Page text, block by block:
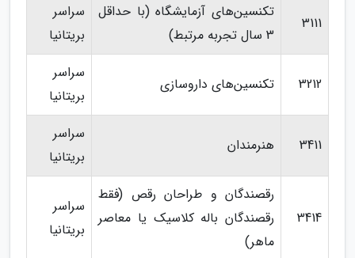
3111
تکنسین‌های آزمایشگاه (با حداقل
3 سال تجربه مرتبط)
سراسر
بریتانیا
3212 تکنسین‌های داروسازی
سراسر
بریتانیا
3411 هنرمندان
سراسر
بریتانیا
3414
رقصندگان و طراحان رقص (فقط
رقصندگان باله کلاسیک یا معاصر
ماهر)
سراسر
بریتانیا